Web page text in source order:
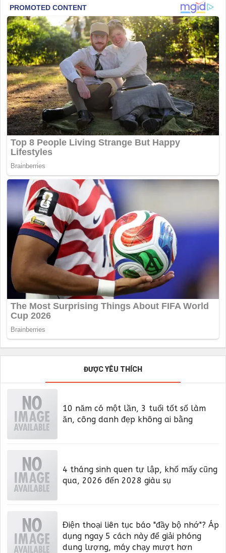
ĐƯỢC YÊU THÍCH
10 năm có một lần, 3 tuổi tốt số làm
ăn, công danh đẹp không ai bằng
4 tháng sinh quen tự lập, khổ mấy cũng
qua, 2026 đến 2028 giàu sụ
Điện thoại liên tục báo "đầy bộ nhớ"? Áp
dụng ngay 5 cách này để giải phóng
dung lượng, máy chạy mượt hơn